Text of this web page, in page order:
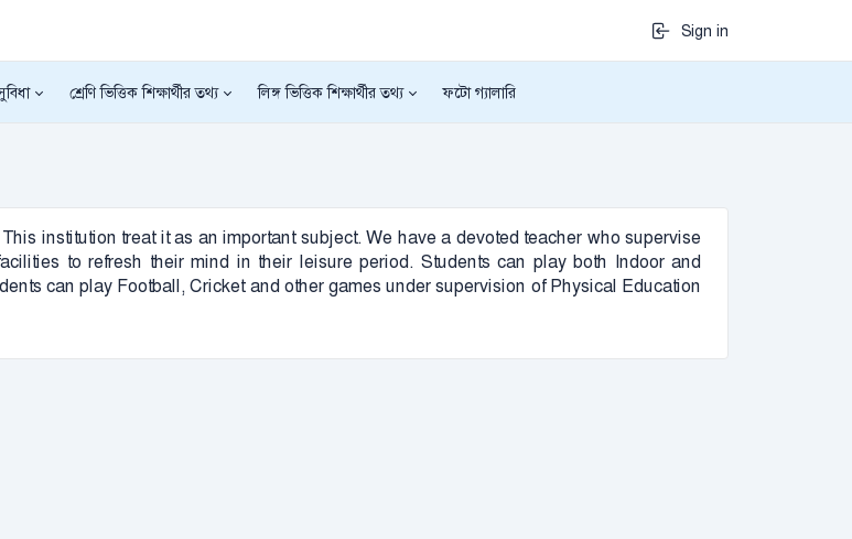
Sign in
শ্রেণি ভিত্তিক শিক্ষার্থীর তথ্য লিঙ্গ ভিত্তিক শিক্ষার্থীর তথ্য ফটো গ্যালারি
institution treat it as an important subject. We have a devoted teacher who supervise
to refresh their mind in their leisure period. Students can play both Indoor and
can play Football, Cricket and other games under supervision of Physical Education